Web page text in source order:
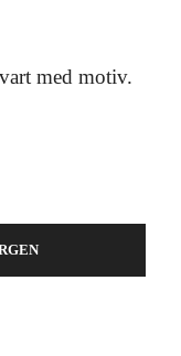
med motiv.